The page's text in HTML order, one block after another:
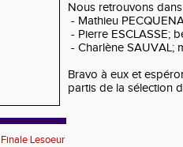
Nous retrouvons
- Mathieu
- Pierre ESCLASSE;
- Charlène SAUVAL;
Bravo à eux et
partis de la sélection
Finale Lesoeur